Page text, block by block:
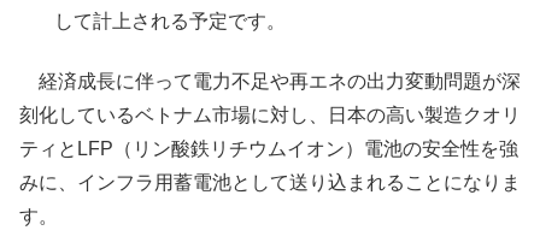
して計上される予定です。
経済成長に伴って電力不足や再エネの出力変動問題が深
刻化しているベトナム市場に対し、日本の高い製造クオリ
ティとLFP（リン酸鉄リチウムイオン）電池の安全性を強
みに、インフラ用蓄電池として送り込まれることになりま
す。